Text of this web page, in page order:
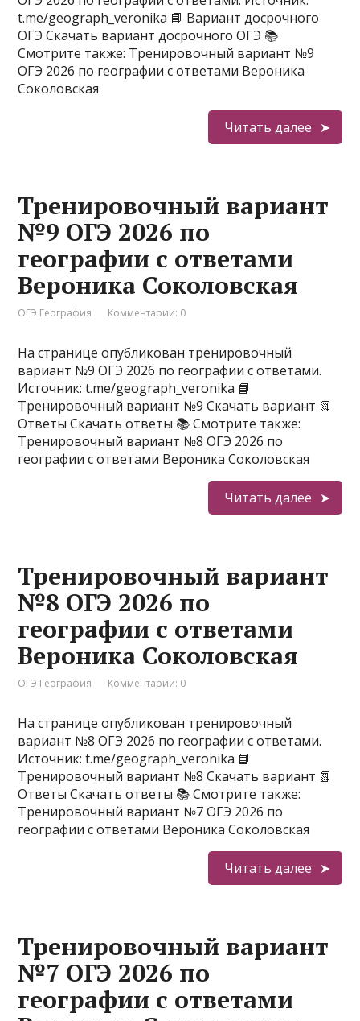
t.me/geograph_veronika 📘 Вариант досрочного
ОГЭ Скачать вариант досрочного ОГЭ 📚
Смотрите также: Тренировочный вариант №9
ОГЭ 2026 по географии с ответами Вероника
Соколовская
Читать далее
Тренировочный вариант
№9 ОГЭ 2026 по
географии с ответами
Вероника Соколовская
ОГЭ География Комментарии: 0
На странице опубликован тренировочный
вариант №9 ОГЭ 2026 по географии с ответами.
Источник: t.me/geograph_veronika 📘
Тренировочный вариант №9 Скачать вариант 📗
Ответы Скачать ответы 📚 Смотрите также:
Тренировочный вариант №8 ОГЭ 2026 по
географии с ответами Вероника Соколовская
Читать далее
Тренировочный вариант
№8 ОГЭ 2026 по
географии с ответами
Вероника Соколовская
ОГЭ География Комментарии: 0
На странице опубликован тренировочный
вариант №8 ОГЭ 2026 по географии с ответами.
Источник: t.me/geograph_veronika 📘
Тренировочный вариант №8 Скачать вариант 📗
Ответы Скачать ответы 📚 Смотрите также:
Тренировочный вариант №7 ОГЭ 2026 по
географии с ответами Вероника Соколовская
Читать далее
Тренировочный вариант
№7 ОГЭ 2026 по
географии с ответами